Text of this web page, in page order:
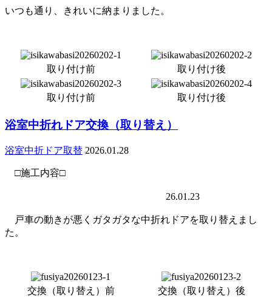
いつも通り、きれいに納まりました。
取り付け前 取り付け後
取り付け前 取り付け後
浴室中折れドア交換（取り替え）
浴室中折ドア取替 2026.01.28
□施工内容□
26.01.23
戸車の動きが悪くガタガタな中折れドアを取り替えまし
た。
交換（取り替え）前 交換（取り替え）後